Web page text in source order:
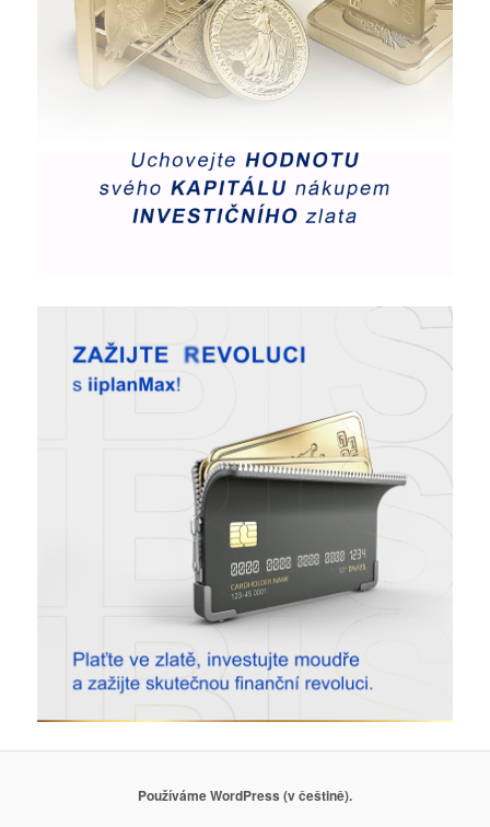
Používáme WordPress (v češtině).